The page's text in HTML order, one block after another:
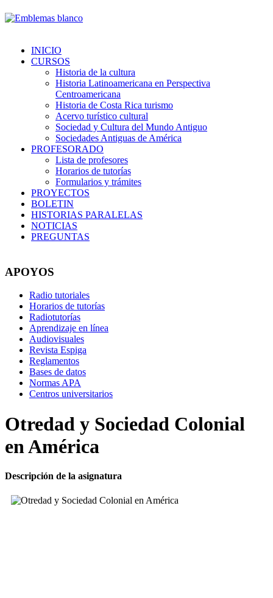
INICIO
CURSOS
Historia de la cultura
Historia Latinoamericana en Perspectiva
Centroamericana
Historia de Costa Rica turismo
Acervo turístico cultural
Sociedad y Cultura del Mundo Antiguo
Sociedades Antiguas de América
PROFESORADO
Lista de profesores
Horarios de tutorías
Formularios y trámites
PROYECTOS
BOLETIN
HISTORIAS PARALELAS
NOTICIAS
PREGUNTAS
APOYOS
Radio tutoriales
Horarios de tutorías
Radiotutorías
Aprendizaje en línea
Audiovisuales
Revista Espiga
Reglamentos
Bases de datos
Normas APA
Centros universitarios
Otredad y Sociedad Colonial
en América
Descripción de la asignatura